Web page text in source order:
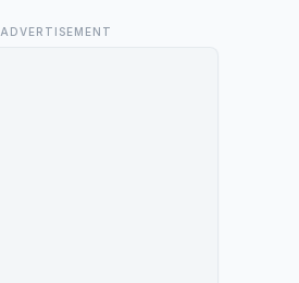
ADVERTISEMENT